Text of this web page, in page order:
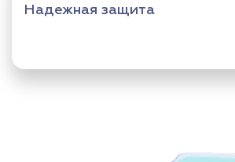
Надежная защита